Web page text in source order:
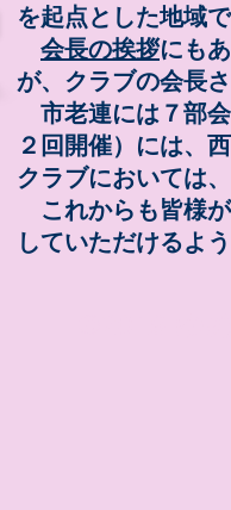
を起点とした地域
会長の挨拶にも
が、クラブの会長
市老連には７部
２回開催）には、
クラブにおいては
これからも皆様
していただけるよ